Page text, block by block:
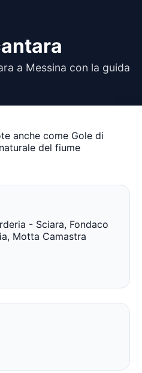
a Messina con la guida
anche come Gole di
del fiume
- Sciara, Fondaco
Motta Camastra